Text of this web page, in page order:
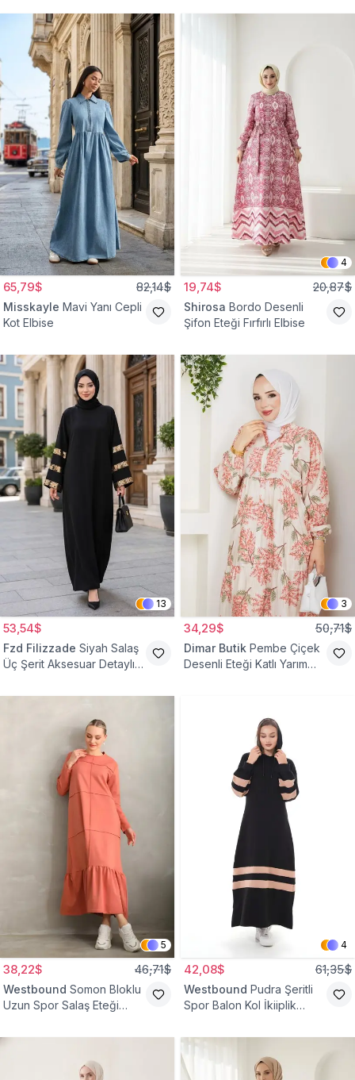
65,79$ 82,14$
Misskayle Mavi Yanı Cepli
Kot Elbise
4
19,74$ 20,87$
Shirosa Bordo Desenli
Şifon Eteği Fırfırlı Elbise
13
53,54$
Fzd Filizzade Siyah Salaş
Üç Şerit Aksesuar Detaylı
3
34,29$ 50,71$
Dimar Butik Pembe Çiçek
Desenli Eteği Katlı Yarım
5
38,22$ 46,71$
Westbound Somon Bloklu
Uzun Spor Salaş Eteği
4
42,08$ 61,35$
Westbound Pudra Şeritli
Spor Balon Kol İkiiplik